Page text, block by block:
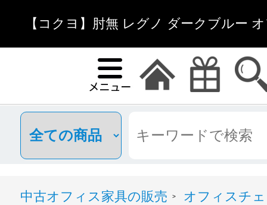
【コクヨ】肘無 レグノ ダークブルー
KOKUYO | 中古オフ
中古オフィス家具の販売 >
オフィスチ